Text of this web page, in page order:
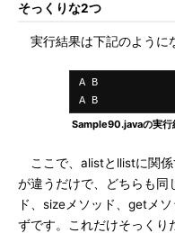
そっくりな2つ
実行結果は下記のように
A B
Sample90.javaの実行
ここで、alistとllistに関係
が違うだけで、どちらも同
ド、sizeメソッド、getメ
ずです。これだけそっくり